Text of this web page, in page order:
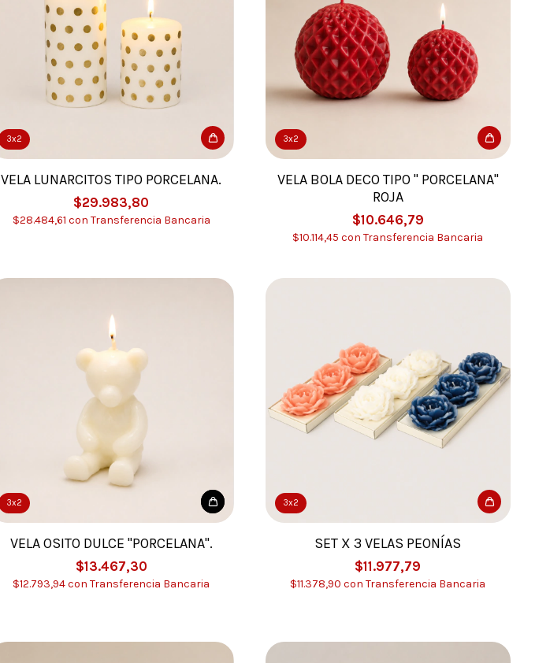
3x2
VELA LUNARCITOS TIPO PORCELANA.
$29.983,80
$28.484,61 con Transferencia Bancaria
3x2
VELA BOLA DECO TIPO " PORCELANA"
ROJA
$10.646,79
$10.114,45con Transferencia Bancaria
3x2
VELA OSITO DULCE "PORCELANA".
$13.467,30
$12.793,94con Transferencia Bancaria
3x2
SET X 3 VELAS PEONÍAS
$11.977,79
$11.378,90con Transferencia Bancaria